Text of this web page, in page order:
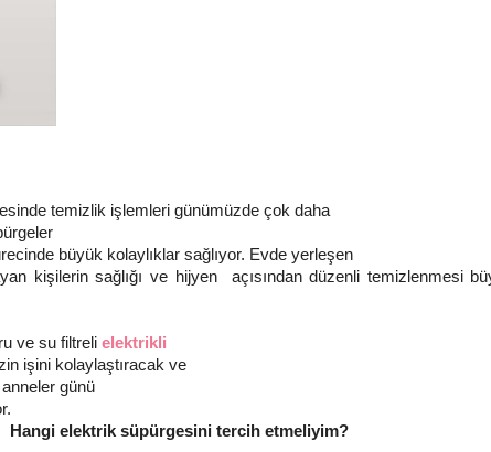
temizlik işlemleri günümüzde çok daha
büyük kolaylıklar sağlıyor. Evde yerleşen
kişilerin sağlığı ve hijyen açısından düzenli temizlenmesi
ve su filtreli elektrikli
işini kolaylaştıracak ve
günü
Hangi elektrik süpürgesini tercih etmeliyim?